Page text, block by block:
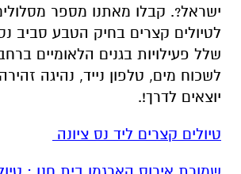
ישראל?. קבלו מאתנו מספר
לטיולים קצרים בחיק הטבע סביב נס
שלל פעילויות בגנים הלאומיים
לשכוח מים, טלפון נייד, נהיגה
יוצאים לדרך!.
טיולים קצרים ליד נס ציונה